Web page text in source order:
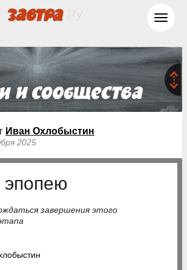
Иван Охлобыстин
2025
завершения этого